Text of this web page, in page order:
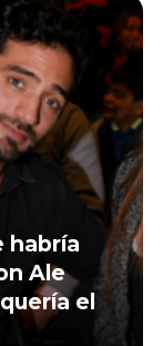
habría
Ale
el